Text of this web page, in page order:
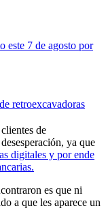
este 7 de agosto por
retroexcavadoras
de
ya que
digitales y por ende
es que ni
a que les aparece un